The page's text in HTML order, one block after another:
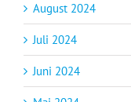
August 2024
Juli 2024
Juni 2024